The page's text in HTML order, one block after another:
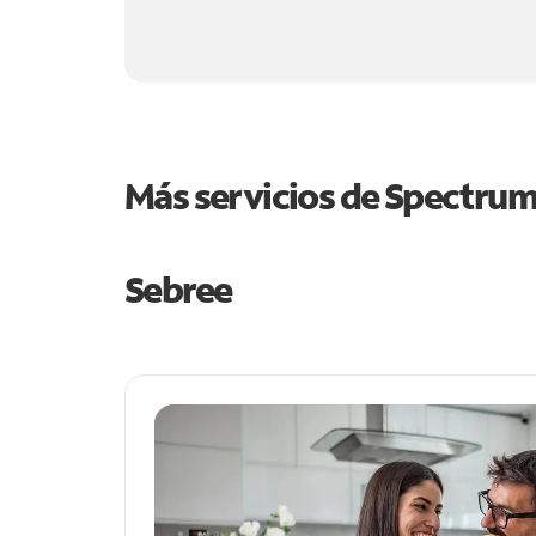
Más servicios de
Sebree